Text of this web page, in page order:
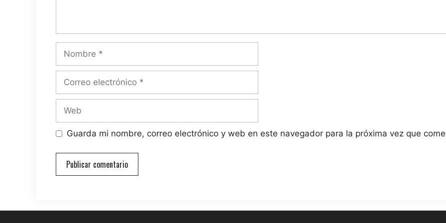
Nombre
Correo
Web
Guarda mi nombre, correo electrónico y web en este navegador para la próxima vez que